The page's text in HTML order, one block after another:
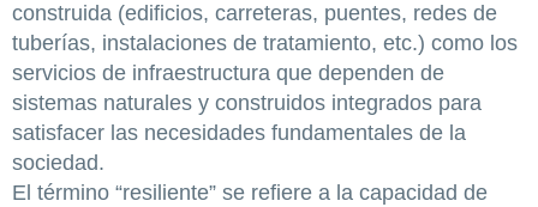
construida (edificios, carreteras, puentes, redes de
tuberías, instalaciones de tratamiento, etc.) como los
servicios de infraestructura que dependen de
sistemas naturales y construidos integrados para
satisfacer las necesidades fundamentales de la
sociedad.
El término “resiliente” se refiere a la capacidad de